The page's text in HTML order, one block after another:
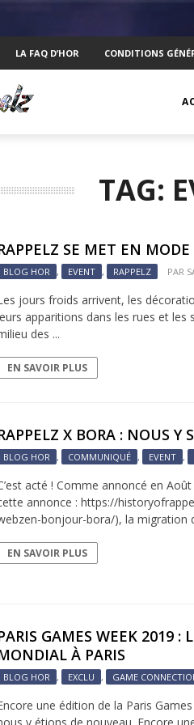
LA FAQ D’HOR CONDITIONS
TAG:
SE MET EN
BLOG HOR , EVENT , RAPPELZ PAR
jours froids arrivent, les
apparitions dans les rues et les
des ...
EN SAVOIR PLUS
X BORA : NOUS Y
BLOG HOR , COMMUNIQUÉ , EVENT ,
acté ! Comme annoncé en
annonce : https://
bonjour-bora/), la migration
EN SAVOIR PLUS
GAMES WEEK 2019 :
À PARIS
BLOG HOR , EXCLU , GAME
une édition de la Paris